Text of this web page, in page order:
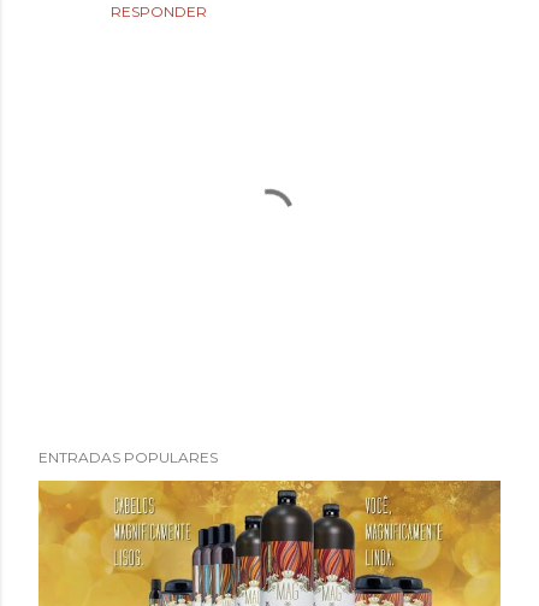
RESPONDER
u
b
ENTRADAS POPULARES